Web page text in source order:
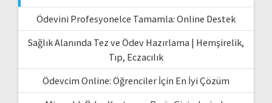
Ödevini Profesyonelce Tamamla: Online Destek
Sağlık Alanında Tez ve Ödev Hazırlama | Hemşirelik,
Tıp, Eczacılık
Ödevcim Online: Öğrenciler İçin En İyi Çözüm